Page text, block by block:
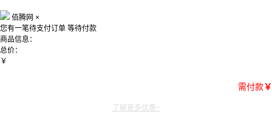
佰腾网 ×
您有一笔待支付订单 等待付款
商品信息：
总价：
￥
需付款￥
了解更多优惠~